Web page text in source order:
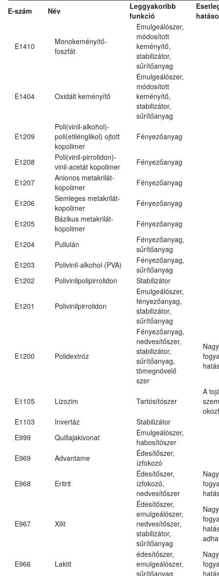
E-szám Név
Leggyakoribb
funkció
E1410
Monokeményítő-
foszfát
Emulgeálószer,
módosított
keményítő,
stabilizátor,
sűrítőanyag
E1404 Oxidált keményítő
Emulgeálószer,
módosított
keményítő,
stabilizátor,
sűrítőanyag
E1209
Poli(vinil-alkohol)-
poli(etilénglikol) ojtott
kopolimer
Fényezőanyag
E1208
Poli(vinil-pirrolidon)-
vinil-acetát kopolimer
Fényezőanyag
E1207
Anionos metakrilát-
kopolimer
Fényezőanyag
E1206
Semleges metakrilát-
kopolimer
Fényezőanyag
E1205
Bázikus metakrilát-
kopolimer
Fényezőanyag
E1204 Pullulán
Fényezőanyag,
sűrítőanyag
E1203
Polivinil-alkohol (PVA)
Fényezőanyag,
sűrítőanyag
E1202
Polivinilpolipirrolidon Stabilizátor
E1201 Polivinilpirrolidon
Emulgeálószer,
fényezőanyag,
stabilizátor,
sűrítőanyag
E1200 Polidextróz
Fényezőanyag,
nedvesítőszer,
stabilizátor,
sűrítőanyag,
tömegnövelő
szer
E1105 Lizozim Tartósítószer
A
E1103
Invertáz
Stabilizátor
E999
Quillajakivonat
Emulgeálószer,
habosítószer
E969
Advantame
Édesítőszer,
ízfokozó
E968 Eritrit
Édesítőszer,
ízfokozó,
nedvesítőszer
E967 Xilit
Édesítőszer,
emulgeálószer,
nedvesítőszer,
stabilizátor,
sűrítőanyag
E966 Laktit
édesítőszer,
emulgeálószer,
sűrítőanyag